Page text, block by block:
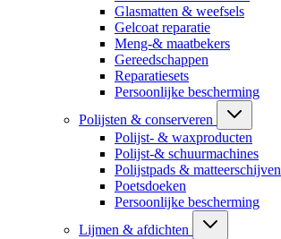
Glasmatten & weefsels
Gelcoat reparatie
Meng-& maatbekers
Gereedschappen
Reparatiesets
Persoonlijke bescherming
Polijsten & conserveren
Polijst- & waxproducten
Polijst-& schuurmachines
Polijstpads & matteerschijven
Poetsdoeken
Persoonlijke bescherming
Lijmen & afdichten